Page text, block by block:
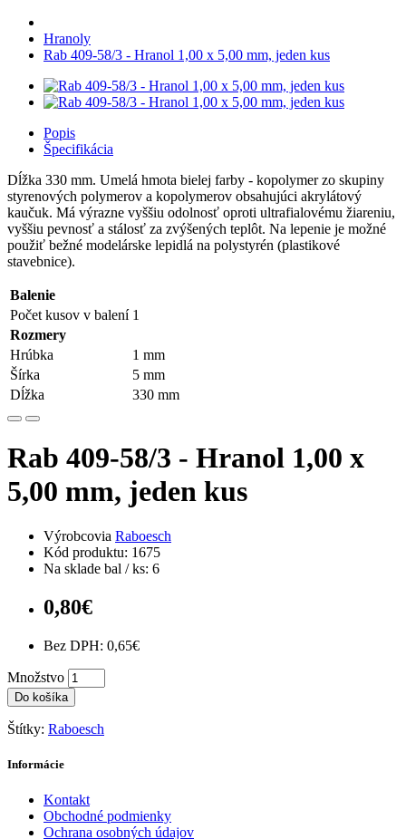
Hranoly
Rab 409-58/3 - Hranol 1,00 x 5,00 mm, jeden kus
Popis
Špecifikácia
Dĺžka 330 mm. Umelá hmota bielej farby - kopolymer zo skupiny
styrenových polymerov a kopolymerov obsahujúci akrylátový
kaučuk. Má výrazne vyššiu odolnosť oproti ultrafialovému žiareniu,
vyššiu pevnosť a stálosť za zvýšených teplôt. Na lepenie je možné
použiť bežné modelárske lepidlá na polystyrén (plastikové
stavebnice).
Balenie
Počet kusov v balení 1
Rozmery
Hrúbka
1 mm
Šírka
5 mm
Dĺžka
330 mm
Rab 409-58/3 - Hranol 1,00 x
5,00 mm, jeden kus
Výrobcovia Raboesch
Kód produktu: 1675
Na sklade bal / ks: 6
0,80€
Bez DPH: 0,65€
Množstvo
Do košíka
Štítky: Raboesch
Informácie
Kontakt
Obchodné podmienky
Ochrana osobných údajov